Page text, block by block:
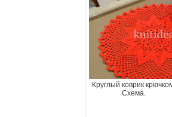
Круглый коврик
Схема.